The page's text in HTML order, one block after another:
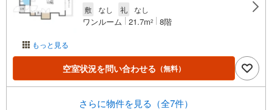
もっと見る
敷
なし 礼 なし
ワンルーム 21.7m2 8階
空室状況を問い合わせる （無料）
さらに物件を見る（全7件）